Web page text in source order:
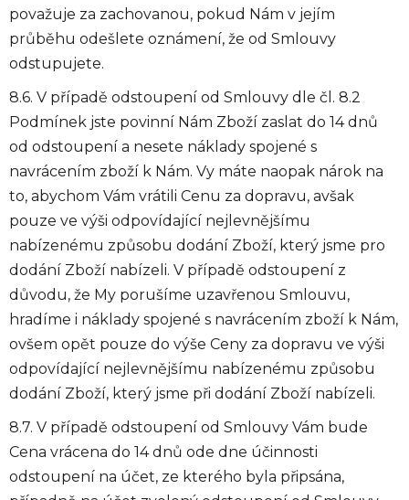
považuje za zachovanou, pokud Nám v jejím
průběhu odešlete oznámení, že od Smlouvy
odstupujete.
8.6. V případě odstoupení od Smlouvy dle čl. 8.2
Podmínek jste povinní Nám Zboží zaslat do 14 dnů
od odstoupení a nesete náklady spojené s
navrácením zboží k Nám. Vy máte naopak nárok na
to, abychom Vám vrátili Cenu za dopravu, avšak
pouze ve výši odpovídající nejlevnějšímu
nabízenému způsobu dodání Zboží, který jsme pro
dodání Zboží nabízeli. V případě odstoupení z
důvodu, že My porušíme uzavřenou Smlouvu,
hradíme i náklady spojené s navrácením zboží k Nám,
ovšem opět pouze do výše Ceny za dopravu ve výši
odpovídající nejlevnějšímu nabízenému způsobu
dodání Zboží, který jsme při dodání Zboží nabízeli.
8.7. V případě odstoupení od Smlouvy Vám bude
Cena vrácena do 14 dnů ode dne účinnosti
odstoupení na účet, ze kterého byla připsána,